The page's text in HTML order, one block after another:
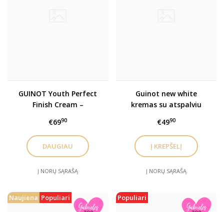
GUINOT Youth Perfect
Finish Cream –
kremas su spalva SPF50,
30 ml
€6990
DAUGIAU
Į NORŲ SĄRAŠĄ
Guinot new white
kremas su atspalviu
€4990
Į NORŲ SĄRAŠĄ
Naujiena Populiari Populiari